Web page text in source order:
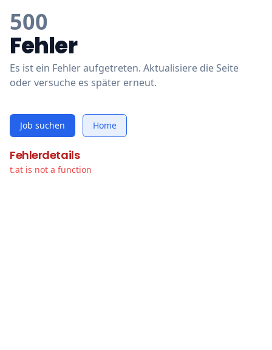
500
Fehler
Es ist ein Fehler aufgetreten. Aktualisiere die Seite
oder versuche es später erneut.
Job suchen Home
Fehlerdetails
t.at is not a function